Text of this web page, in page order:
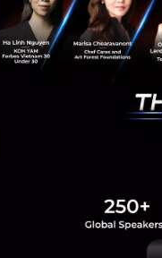
Techsauce Services
Privacy Policy
ส่งบทความ
Techsauce Global